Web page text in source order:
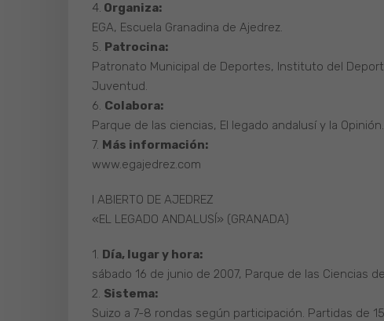
4. Organiza:
EGA, Escuela Granadina de Ajedrez.
5. Patrocina:
Patronato Municipal de Deportes, Instituto del
Juventud.
6. Colabora:
Parque de las ciencias, El legado andalusí y la Opinión.
7. Más información:
www.egajedrez.com
I ABIERTO DE AJEDREZ
«EL LEGADO ANDALUSÍ» (GRANADA)
1. Día, lugar y hora:
sábado 16 de junio de 2007, Parque de las Ciencias
2. Sistema:
Suizo a 7-8 rondas según participación. Partidas de